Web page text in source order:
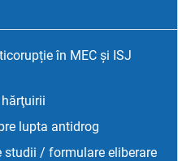
în MEC și ISJ
lupta antidrog
studii / formulare eliberare